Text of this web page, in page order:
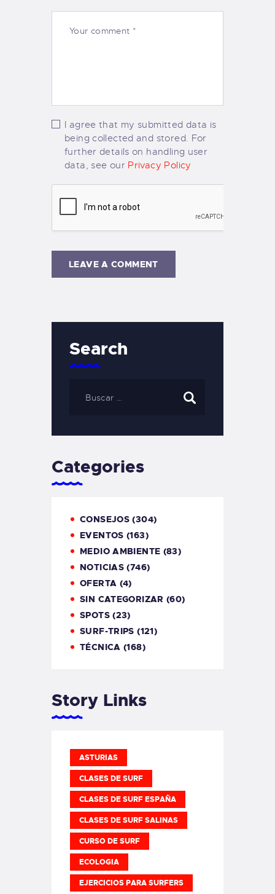
I agree that my submitted data is
being collected and stored. For
further details on handling user
data, see our Privacy Policy
Search
Categories
CONSEJOS (304)
EVENTOS (163)
MEDIO AMBIENTE (83)
NOTICIAS (746)
OFERTA (4)
SIN CATEGORIZAR (60)
SPOTS(23)
SURF-TRIPS (121)
TÉCNICA (168)
Story Links
ASTURIAS
CLASES DE SURF
CLASES DE SURF ESPAÑA
CLASES DE SURF SALINAS
CURSO DE SURF
ECOLOGIA
EJERCICIOS PARA SURFERS